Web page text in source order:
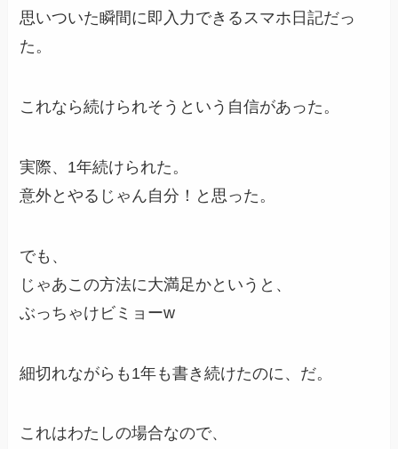
思いついた瞬間に即入力できるスマホ日記だっ
た。
これなら続けられそうという自信があった。
実際、1年続けられた。
意外とやるじゃん自分！と思った。
でも、
じゃあこの方法に大満足かというと、
ぶっちゃけビミョーw
細切れながらも1年も書き続けたのに、だ。
これはわたしの場合なので、